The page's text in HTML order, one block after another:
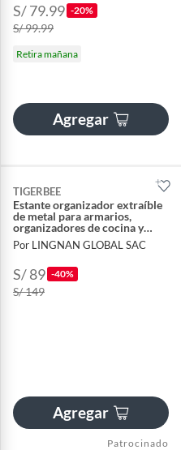
S/ 79.99 -20%
S/ 99.99
Retira mañana
Agregar
TIGERBEE
Estante organizador extraíble
de metal para armarios,
organizadores de cocina y
baño con cajón deslizante
Por LINGNAN GLOBAL SAC
S/ 89 -40%
S/ 149
Agregar
Patrocinado